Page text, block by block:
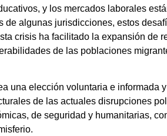
y los mercados laborales
de algunas jurisdicciones, estos
crisis ha facilitado la expansión de
de las poblaciones
una elección voluntaria e informada
de las actuales disrupciones
de seguridad y humanitarias,